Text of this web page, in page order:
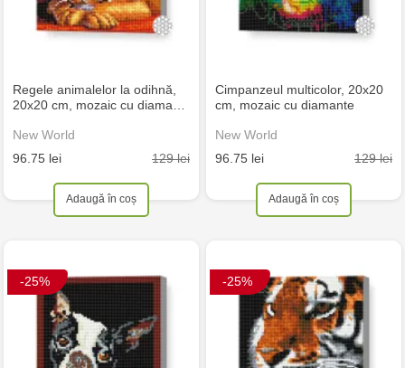
Regele animalelor la odihnă,
20x20 cm, mozaic cu diama…
New World
96.75 lei
129 lei
Adaugă în coș
Cimpanzeul multicolor, 20x20
cm, mozaic cu diamante
New World
96.75 lei
129 lei
Adaugă în coș
-25% -25%